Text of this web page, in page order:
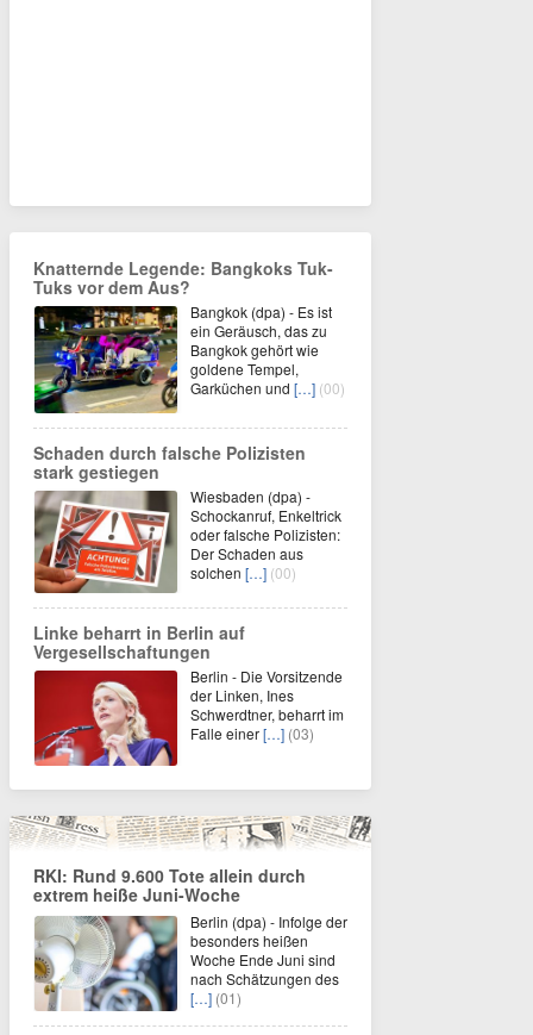
Knatternde Legende: Bangkoks Tuk-
Tuks vor dem Aus?
Bangkok (dpa) - Es ist
ein Geräusch, das zu
Bangkok gehört wie
goldene Tempel,
Garküchen und […] (00)
Schaden durch falsche Polizisten
stark gestiegen
Wiesbaden (dpa) -
Schockanruf, Enkeltrick
oder falsche Polizisten:
Der Schaden aus
solchen […] (00)
Linke beharrt in Berlin auf
Vergesellschaftungen
Berlin - Die Vorsitzende
der Linken, Ines
Schwerdtner, beharrt im
Falle einer[…] (03)
RKI: Rund 9.600 Tote allein durch
extrem heiße Juni-Woche
Berlin (dpa) - Infolge der
besonders heißen
Woche Ende Juni sind
nach Schätzungen des
[…] (01)